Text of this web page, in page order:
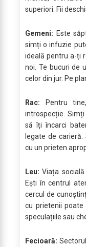
superiori. Fii
Gemeni: Este
simți o infuzie
ideală pentru a-ți
noi. Te bucuri de
celor din jur. Pe
Rac: Pentru
introspecție.
să îți încarci
legate de
cu un prieten
Leu: Viața
Ești în centrul
cercul de
cu prietenii poate
speculațiile sau
Fecioară: